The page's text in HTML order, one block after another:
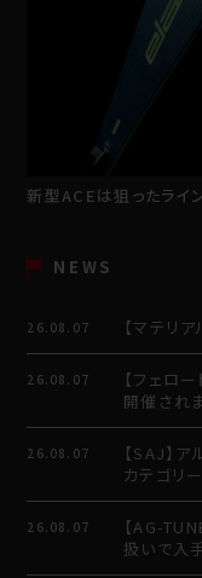
新型ACEは狙ったライ
NEWS
26.08.07 【マテリ
26.08.07
【フェロ
開催され
させてい
26.08.07
【SAJ】
カテゴリ
26.08.07
【AG-
扱いで入